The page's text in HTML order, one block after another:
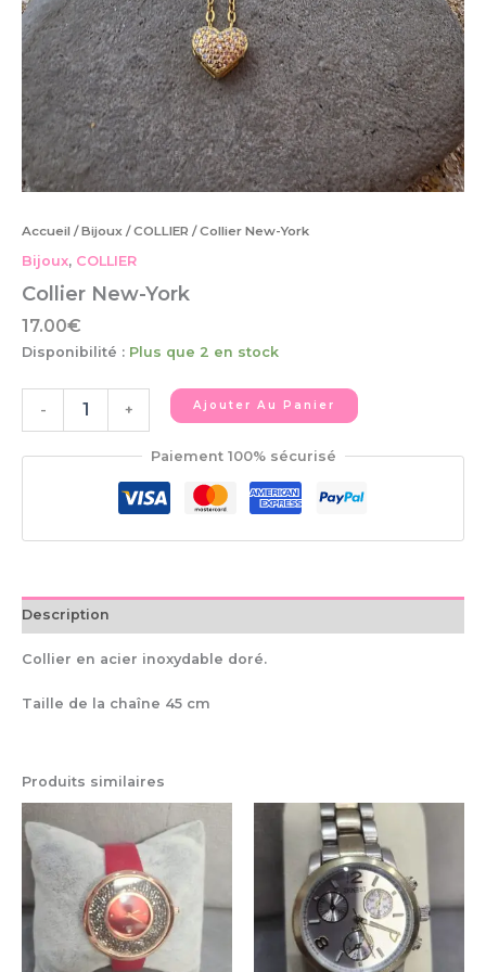
Accueil /Bijoux /COLLIER / Collier New-York
Bijoux, COLLIER
Collier New-York
17.00€
Disponibilité : Plus que 2 en stock
- + Ajouter Au Panier
Paiement 100% sécurisé
Description
Collier en acier inoxydable doré.
Taille de la chaîne 45 cm
Produits similaires